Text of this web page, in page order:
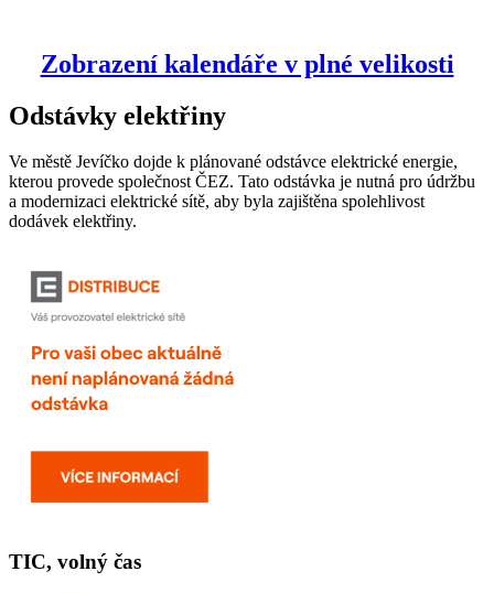
Zobrazení kalendáře v plné velikosti
Odstávky elektřiny
Ve městě Jevíčko dojde k plánované odstávce elektrické energie,
kterou provede společnost ČEZ. Tato odstávka je nutná pro údržbu
a modernizaci elektrické sítě, aby byla zajištěna spolehlivost
dodávek elektřiny.
TIC, volný čas